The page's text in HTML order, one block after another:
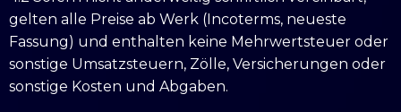
gelten alle Preise ab Werk (Incoterms, neueste
Fassung) und enthalten keine Mehrwertsteuer oder
sonstige Umsatzsteuern, Zölle, Versicherungen oder
sonstige Kosten und Abgaben.